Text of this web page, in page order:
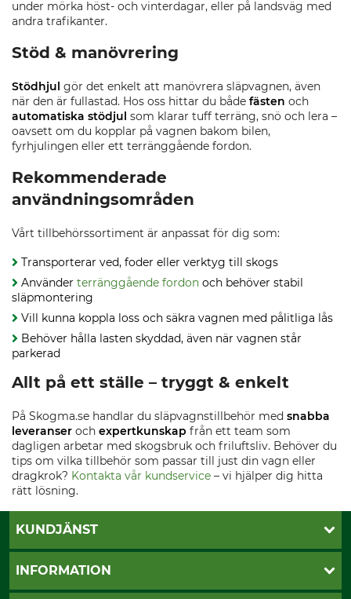
under mörka höst- och vinterdagar, eller på landsväg med
andra trafikanter.
Stöd & manövrering
Stödhjul gör det enkelt att manövrera släpvagnen, även
när den är fullastad. Hos oss hittar du både fästen och
automatiska stödjul som klarar tuff terräng, snö och lera –
oavsett om du kopplar på vagnen bakom bilen,
fyrhjulingen eller ett terränggående fordon.
Rekommenderade
användningsområden
Vårt tillbehörssortiment är anpassat för dig som:
Transporterar ved, foder eller verktyg till skogs
Använder terränggående fordon och behöver stabil
släpmontering
Vill kunna koppla loss och säkra vagnen med pålitliga lås
Behöver hålla lasten skyddad, även när vagnen står
parkerad
Allt på ett ställe – tryggt & enkelt
På Skogma.se handlar du släpvagnstillbehör med snabba
leveranser och expertkunskap från ett team som
dagligen arbetar med skogsbruk och friluftsliv. Behöver du
tips om vilka tillbehör som passar till just din vagn eller
dragkrok? Kontakta vår kundservice – vi hjälper dig hitta
rätt lösning.
KUNDJÄNST
Öppettider
INFORMATION